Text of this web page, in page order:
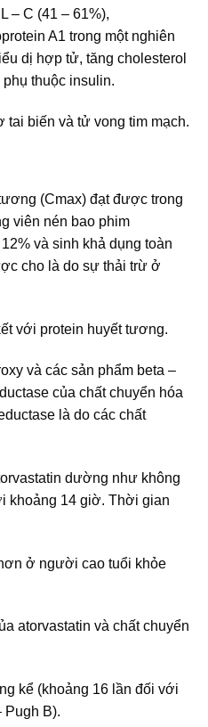
– C (41 – 61%),
A1 trong một nghiên
dị hợp tử, tăng cholesterol
thuộc insulin.
tai biến và tử vong tim mạch.
(Cmax) đạt được trong
viên nén bao phim
và sinh khả dụng toàn
cho là do sự thải trừ ở
với protein huyết tương.
và các sản phẩm beta –
của chất chuyển hóa
là do các chất
dường như không
khoảng 14 giờ. Thời gian
ở người cao tuổi khỏe
atorvastatin và chất chuyển
kể (khoảng 16 lần đối với
Pugh B).